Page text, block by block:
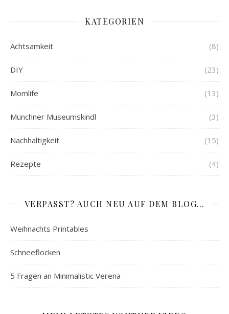
KATEGORIEN
Achtsamkeit (8)
DIY (23)
Momlife (13)
Münchner Museumskindl (3)
Nachhaltigkeit (15)
Rezepte (4)
VERPASST? AUCH NEU AUF DEM BLOG…
Weihnachts Printables
Schneeflocken
5 Fragen an Minimalistic Verena